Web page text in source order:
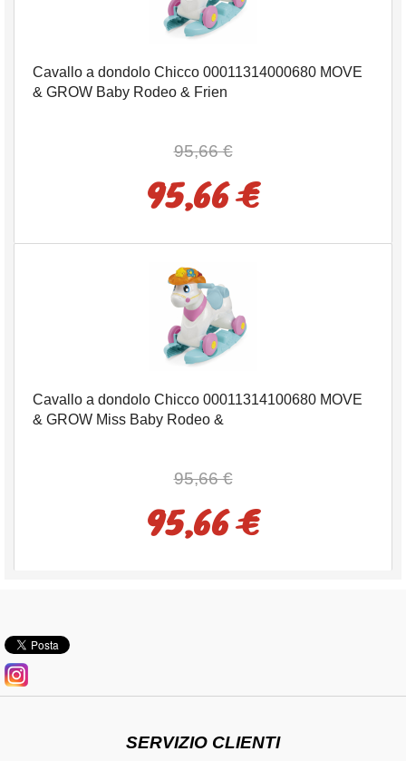
Cavallo a dondolo Chicco 00011314000680 MOVE
& GROW Baby Rodeo & Frien
95,66 €
95,66 €
Cavallo a dondolo Chicco 00011314100680 MOVE
& GROW Miss Baby Rodeo &
95,66 €
95,66 €
SERVIZIO CLIENTI